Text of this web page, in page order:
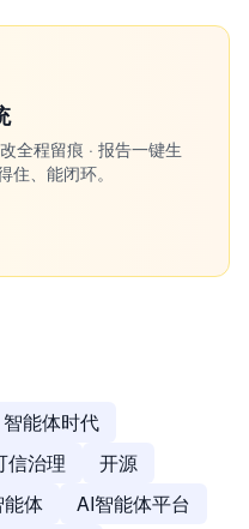
全程留痕 · 报告一键生
、能闭环。
智能体时代
信治理
开源
体
AI智能体平台